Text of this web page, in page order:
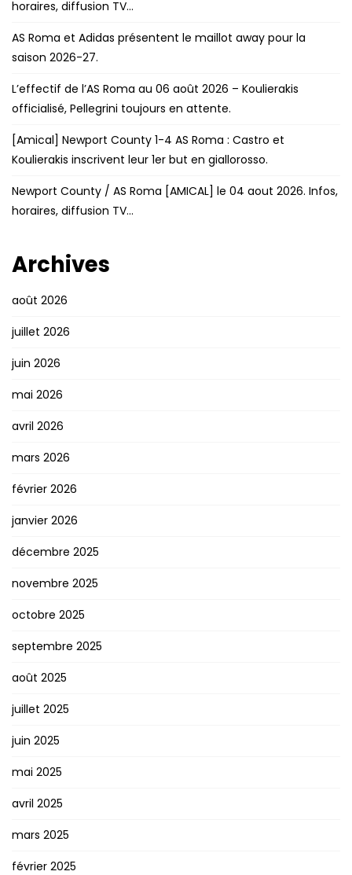
horaires, diffusion TV…
AS Roma et Adidas présentent le maillot away pour la
saison 2026-27.
L’effectif de l’AS Roma au 06 août 2026 – Koulierakis
officialisé, Pellegrini toujours en attente.
[Amical] Newport County 1-4 AS Roma : Castro et
Koulierakis inscrivent leur 1er but en giallorosso.
Newport County / AS Roma [AMICAL] le 04 aout 2026. Infos,
horaires, diffusion TV…
Archives
août 2026
juillet 2026
juin 2026
mai 2026
avril 2026
mars 2026
février 2026
janvier 2026
décembre 2025
novembre 2025
octobre 2025
septembre 2025
août 2025
juillet 2025
juin 2025
mai 2025
avril 2025
mars 2025
février 2025